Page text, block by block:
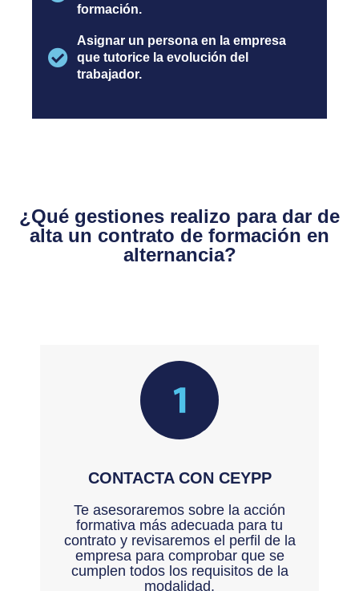
formación.
Asignar un persona en la empresa
que tutorice la evolución del
trabajador.
¿Qué gestiones realizo para dar de
alta un contrato de formación en
alternancia?
CONTACTA CON CEYPP
Te asesoraremos sobre la acción
formativa más adecuada para tu
contrato y revisaremos el perfil de la
empresa para comprobar que se
cumplen todos los requisitos de la
modalidad.